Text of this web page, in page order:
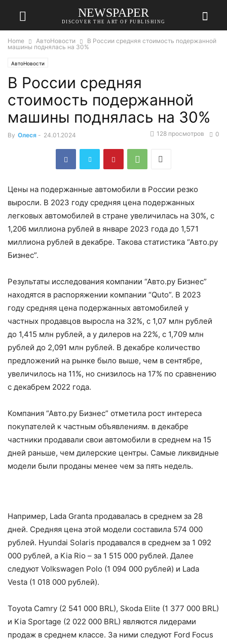
NEWSPAPER
DISCOVER THE ART OF PUBLISHING
Home АвтоНовости
В России средняя стоимость подержанной
машины поднялась на 30%
АвтоНовости
В России средняя
стоимость подержанной
машины поднялась на 30%
By Олеся - 24.01.2024 0
128 просмотров
Цены на подержанные автомобили в России резко
выросли. В 2023 году средняя цена подержанных
легковых автомобилей в стране увеличилась на 30%, с
1,206 миллиона рублей в январе 2023 года до 1,571
миллиона рублей в декабре. Такова статистика “Авто.ру
Бизнес”.
Результаты исследования компании “Авто.ру Бизнес”
находятся в распоряжении компании “Quto”. В 2023
году средняя цена подержанных автомобилей у
частных продавцов выросла на 32%, с 1,07 млн рублей
до 1,415 млн рублей, а у дилеров на 22%, с 1,709 млн
рублей до 2,091 млн рублей. В декабре количество
предложений на рынке было выше, чем в сентябре,
увеличилось на 11%, но снизилось на 17% по сравнению
с декабрем 2022 года.
Компания “Авто.ру Бизнес” отметила рост интереса
покупателей к частным объявлениям. в декабре
частники продавали свои автомобили в среднем на 15
дней раньше, чем дилерские центры. Самые ликвидные
модели были проданы менее чем за пять недель.
Например, Lada Granta продавалась в среднем за 28
дней. Средняя цена этой модели составила 574 000
рублей. Hyundai Solaris продавался в среднем за 1 092
000 рублей, а Kia Rio – за 1 515 000 рублей. Далее
следуют Volkswagen Polo (1 094 000 рублей) и Lada
Vesta (1 018 000 рублей).
Toyota Camry (2 541 000 BRL), Skoda Elite (1 377 000 BRL)
и Kia Sportage (2 022 000 BRL) являются лидерами
продаж в среднем классе. За ними следуют Ford Focus